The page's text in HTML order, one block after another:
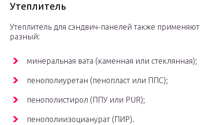
Утеплитель
Утеплитель для сэндвич-панелей также применяют
разный:
минеральная вата (каменная или стеклянная);
пенополиуретан (пенопласт или ППС);
пенополистирол (ППУ или PUR);
пенополиизоцианурат (ПИР).